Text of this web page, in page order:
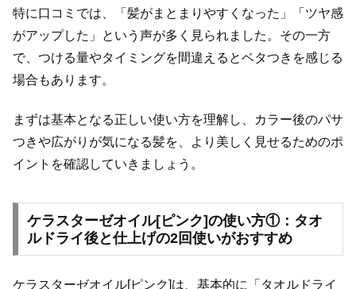
特に口コミでは、「髪がまとまりやすくなった」「ツヤ感
がアップした」という声が多く見られました。その一方
で、つける量やタイミングを間違えるとベタつきを感じる
場合もあります。
まずは基本となる正しい使い方を理解し、カラー後のパサ
つきや広がりが気になる髪を、より美しく見せるためのポ
イントを確認していきましょう。
ケラスターゼオイル[ピンク]の使い方①：タオ
ルドライ後と仕上げの2回使いがおすすめ
ケラスターゼオイル[ピンク]は、基本的に「タオルドライ